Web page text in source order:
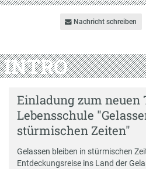
Nachricht schreiben
INTRO
Einladung zum neuen
Lebensschule
stürmischen Zeiten"
Gelassen bleiben in stürmischen
Entdeckungsreise ins Land der